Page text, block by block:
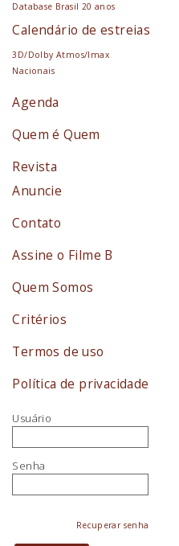
Database Brasil 20 anos
Calendário de estreias
3D/Dolby Atmos/Imax
Nacionais
Agenda
Quem é Quem
Revista
Anuncie
Contato
Assine o Filme B
Quem Somos
Critérios
Termos de uso
Política de privacidade
Usuário
Senha
Recuperar senha